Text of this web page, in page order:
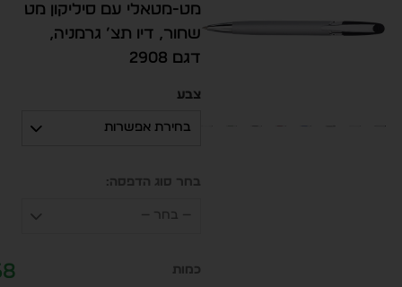
מט-מטאלי עם סיליקון מט
שחור, דיו תצ’ גרמניה,
דגם 2908
צבע
בחירת אפשרות
בחר סוג הדפסה:
— בחר —